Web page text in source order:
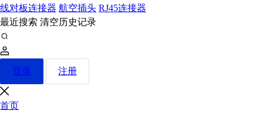
线对板连接器 航空插头 RJ45连接器
最近搜索 清空历史记录
登录 注册
首页